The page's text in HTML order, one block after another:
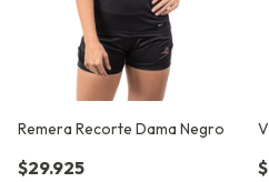
Remera Recorte Dama Negro
$29.925